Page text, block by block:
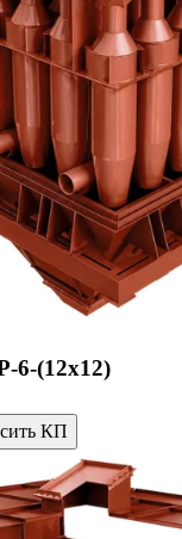
6-(12х12)
КП